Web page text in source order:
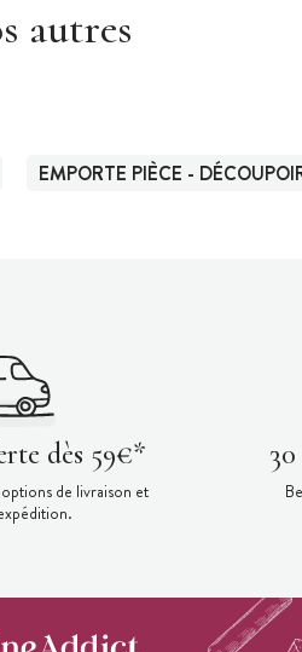
autres
EMPORTE PIÈCE -
dès 59€*
de livraison et